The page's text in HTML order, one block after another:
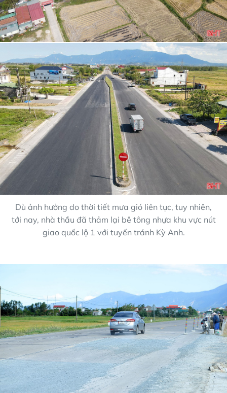
Dù ảnh hưởng do thời tiết mưa gió liên tục, tuy nhiên,
tới nay, nhà thầu đã thảm lại bê tông nhựa khu vực nút
giao quốc lộ 1 với tuyến tránh Kỳ Anh.